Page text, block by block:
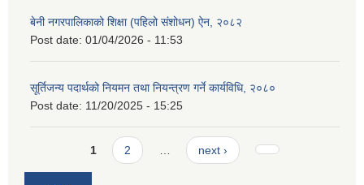
बेनी नगरपालिकाको शिक्षा (पहिलो संशोधन) ऐन, २०८२
Post date: 01/04/2026 - 11:53
सूर्तिजन्य पदार्थको नियमन तथा नियन्त्रण गर्ने कार्यविधि, २०८०
Post date: 11/20/2025 - 15:25
Pages1 2 next ›